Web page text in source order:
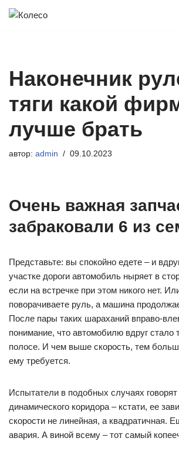
Наконечник
тяги какой
лучше брать
автор: admin 09.10.2023
Очень важная
забраковали 6 из
Представьте: вы спокойно едете – и
участке дороги автомобиль ныряет в
если на встречке при этом никого нет.
поворачиваете руль, а машина
После пары таких шараханий
понимание, что автомобилю вдруг стало
полосе. И чем выше скорость, тем
ему требуется.
Испытатели в подобных случаях
динамического коридора – кстати, ее
скорости не линейная, а квадратичная.
авария. А виной всему – тот самый